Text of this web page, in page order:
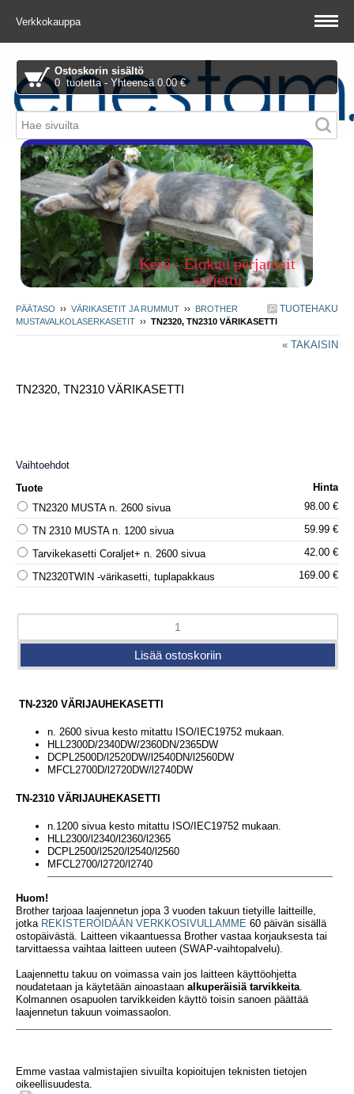
Verkkokauppa
Ostoskorin sisältö
0 tuotetta - Yhteensä 0.00 €
Piitie 1 A, 01510 Vantaa
Kesä - Elokuu perjantait
suljettu
TUOTEHAKU
PÄÄTASO ›› VÄRIKASETIT JA RUMMUT ›› BROTHER
MUSTAVALKOLASERKASETIT ›› TN2320, TN2310 VÄRIKASETTI
« TAKAISIN
TN2320, TN2310 VÄRIKASETTI
Vaihtoehdot
Tuote
Hinta
TN2320 MUSTA n. 2600 sivua
98.00 €
TN 2310 MUSTA n. 1200 sivua 59.99 €
Tarvikekasetti Coraljet+ n. 2600 sivua 42.00 €
TN2320TWIN -värikasetti, tuplapakkaus 169.00 €
TN-2320 VÄRIJAUHEKASETTI
n. 2600 sivua kesto mitattu ISO/IEC19752 mukaan.
HLL2300D/2340DW/2360DN/2365DW
DCPL2500D/l2520DW/l2540DN/l2560DW
MFCL2700D/l2720DW/l2740DW
TN-2310 VÄRIJAUHEKASETTI
n.1200 sivua kesto mitattu ISO/IEC19752 mukaan.
HLL2300/l2340/l2360/l2365
DCPL2500/l2520/l2540/l2560
MFCL2700/l2720/l2740
Huom!
Brother tarjoaa laajennetun jopa 3 vuoden takuun tietyille laitteille,
jotka REKISTERÖIDÄÄN VERKKOSIVULLAMME 60 päivän sisällä
ostopäivästä. Laitteen vikaantuessa Brother vastaa korjauksesta tai
tarvittaessa vaihtaa laitteen uuteen (SWAP-vaihtopalvelu).
Laajennettu takuu on voimassa vain jos laitteen käyttöohjetta
noudatetaan ja käytetään ainoastaan alkuperäisiä tarvikkeita.
Kolmannen osapuolen tarvikkeiden käyttö toisin sanoen päättää
laajennetun takuun voimassaolon.
Emme vastaa valmistajien sivuilta kopioitujen teknisten tietojen
oikeellisuudesta.